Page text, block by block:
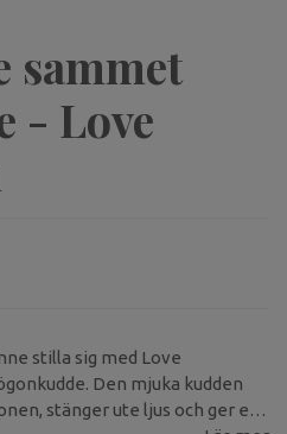
sammet
- Love
stilla sig med Love
Den mjuka kudden
stänger ute ljus och ger ett